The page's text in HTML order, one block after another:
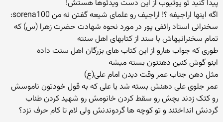
پیدا کنید تو یوتیوب از این دست ویدئوها هستش!
اگه اینها اراجیفه ؟! اراجیف رو علمای شیعه گفتن نه من sorena100:
سخنرانی استاد رائفی پور در مورد نحوه شهادت حضرت زهرا (س) که
تمام سخنرانیهاش با سند از کتابهای اهل سنته
طوری که جواب هارو از این کتاب های بزرگان اهل سنت داده
اینو گوش کنین دهنتون بسته میشه
مثل دهن جناب عمر وقت دیدن امام علی(ع)
عمر جلوی علی دهنش بسته شد یا علی که به قول خودتون ناموسش
رو کتک زدند بچش رو سقط کردن خانومش رو شهید کردن طناب
گردنش انداختند و تو کوچه ها گردوندنش ولی لام تا کام حرف نزد؟